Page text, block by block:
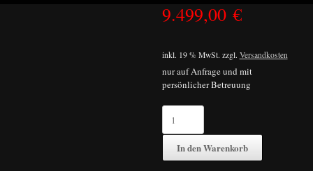
9.499,00 €
inkl. 19 % MwSt. zzgl. Versandkosten
nur auf Anfrage und mit
persönlicher Betreuung
Wurzelknecht
Titanleichtbau
29er
Twentyniner
MTB
In den Warenkorb